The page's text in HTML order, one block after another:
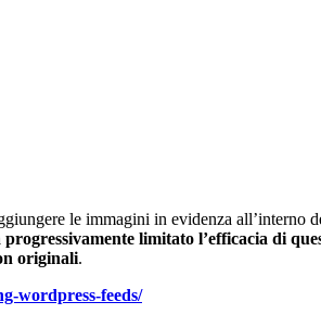
le immagini in evidenza all’interno
progressivamente limitato l’efficacia di
originali.
wordpress-feeds/